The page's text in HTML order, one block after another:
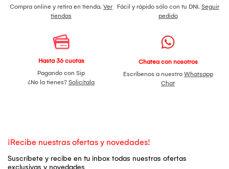
Compra online y retira en tienda. Ver
tiendas
Fácil y rápido sólo con tu DNI. Seguir
pedido
Hasta 36 cuotas
Pagando con Sip
¿No la tienes? Solicítala
Chatea con nosotros
Escríbenos a nuestro Whatsapp
Chat
¡Recibe nuestras ofertas y novedades!
Suscríbete y recibe en tu inbox todas nuestras ofertas
exclusivas y novedades